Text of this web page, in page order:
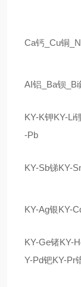
Ca钙_Cu铜
AI铝_Ba钡
KY-K钾KY-Li
-Pb
KY-Sb锑KY-
KY-Ag银KY-
KY-Ge锗KY-
Y-Pd钯KY-Pr